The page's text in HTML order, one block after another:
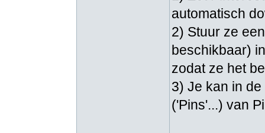
automatisch
2) Stuur ze
beschikbaar)
zodat ze het
3) Je kan in
('Pins'...) van